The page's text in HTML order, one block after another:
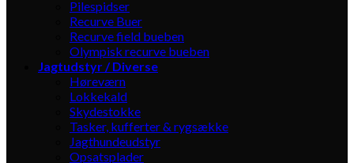
Pilespidser
Recurve Buer
Recurve field bueben
Olympisk recurve bueben
Jagtudstyr / Diverse
Høreværn
Lokkekald
Skydestokke
Tasker, kufferter & rygsække
Jagthundeudstyr
Opsatsplader